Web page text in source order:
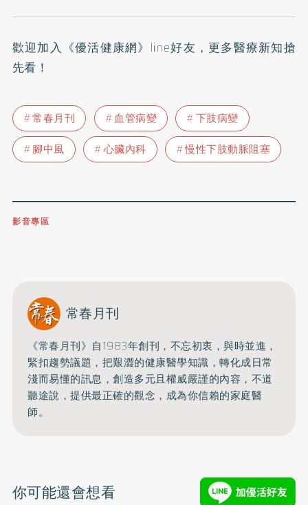
歡迎加入 《優活健康網》line好友 ，更多醫療新知搶
先看！
常春月刊 血管病變
下肢病變
腳中風
心臟內科 慢性下肢動脈阻塞
影音專區
常春月刊
《常春月刊》自1983年創刊，不忘初衷，與時並進，
緊扣趨勢議題，把艱澀的健康醫學知識，轉化成日常
淺而易懂的訊息，創造多元且權威嚴謹的內容， 不道
聽途說，提供最正確的觀念，成為你信賴的家庭醫
師。
你可能還會想看